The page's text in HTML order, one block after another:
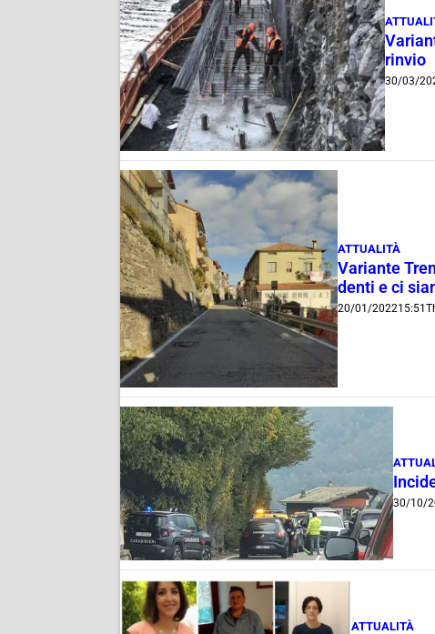
rinvio
30/03/
ATTUALITÀ
Variante
denti e ci
20/01/202215:51
30/10/
ATTUALITÀ